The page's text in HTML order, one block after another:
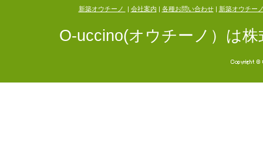
新築オウチーノ 会社案内 各種お問い合わせ| 新築オウチー
O-uccino(オウチーノ）は